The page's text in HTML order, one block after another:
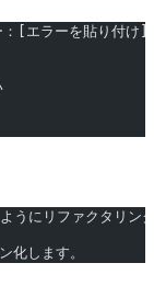
[エラーを貼り付け]
にリファクタリン
化します。